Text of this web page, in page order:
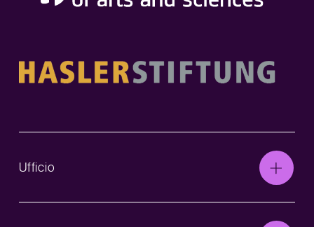
Ufficio